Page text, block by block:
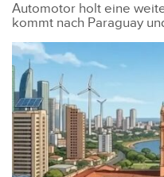
Automotor holt eine
kommt nach Paraguay